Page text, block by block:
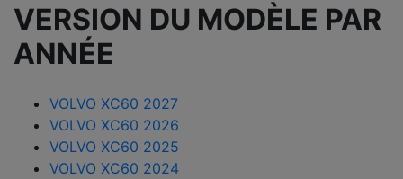
VERSION DU MODÈLE PAR
ANNÉE
VOLVO XC60 2027
VOLVO XC60 2026
VOLVO XC60 2025
VOLVO XC60 2024